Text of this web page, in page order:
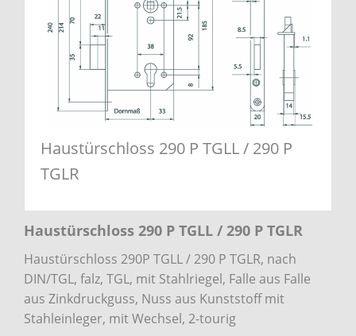
Haustürschloss 290 P TGLL / 290 P
TGLR
Haustürschloss 290 P TGLL / 290 P TGLR
Haustürschloss 290P TGLL / 290 P TGLR, nach
DIN/TGL, falz, TGL, mit Stahlriegel, Falle aus Falle
aus Zinkdruckguss, Nuss aus Kunststoff mit
Stahleinleger, mit Wechsel, 2-tourig